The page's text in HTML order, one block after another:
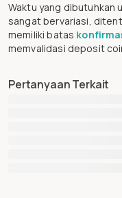
Pertanyaan Terkait
Waktu yang dibutuhkan
sangat bervariasi,
memiliki batas
memvalidasi deposit